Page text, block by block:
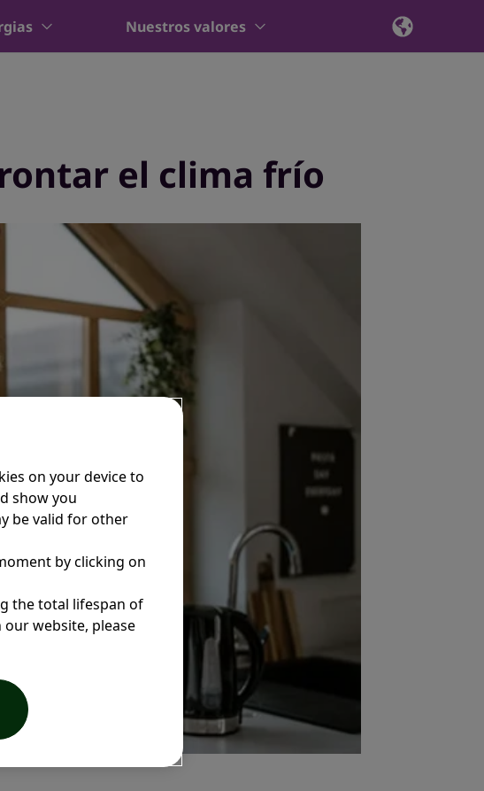
Nuestros valores
el clima frío
on your device to
show you
be valid for other
by clicking on
the total lifespan of
website, please